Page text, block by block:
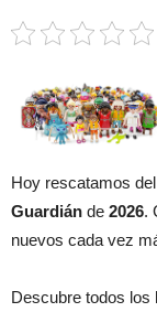
Hoy rescatamos
Guardián de 2026.
nuevos cada vez
Descubre todos los